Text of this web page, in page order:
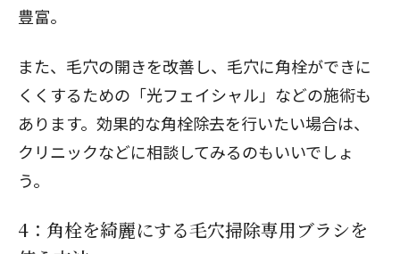
豊富。
また、毛穴の開きを改善し、毛穴に角栓ができに
くくするための「光フェイシャル」などの施術も
あります。効果的な角栓除去を行いたい場合は、
クリニックなどに相談してみるのもいいでしょ
う。
4：角栓を綺麗にする毛穴掃除専用ブラシを